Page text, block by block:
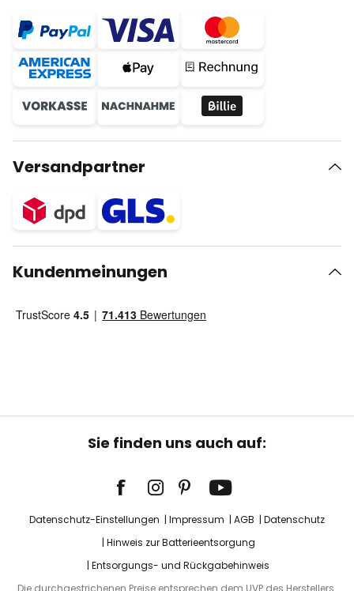
Versandpartner
Kundenmeinungen
Sie finden uns auch auf:
Datenschutz-Einstellungen Impressum AGB
Datenschutz
Hinweis zur Batterieentsorgung
Entsorgungs- und Rückgabehinweis
Die durchgestrichenen Preise entsprechen dem UVP des Herstellers.